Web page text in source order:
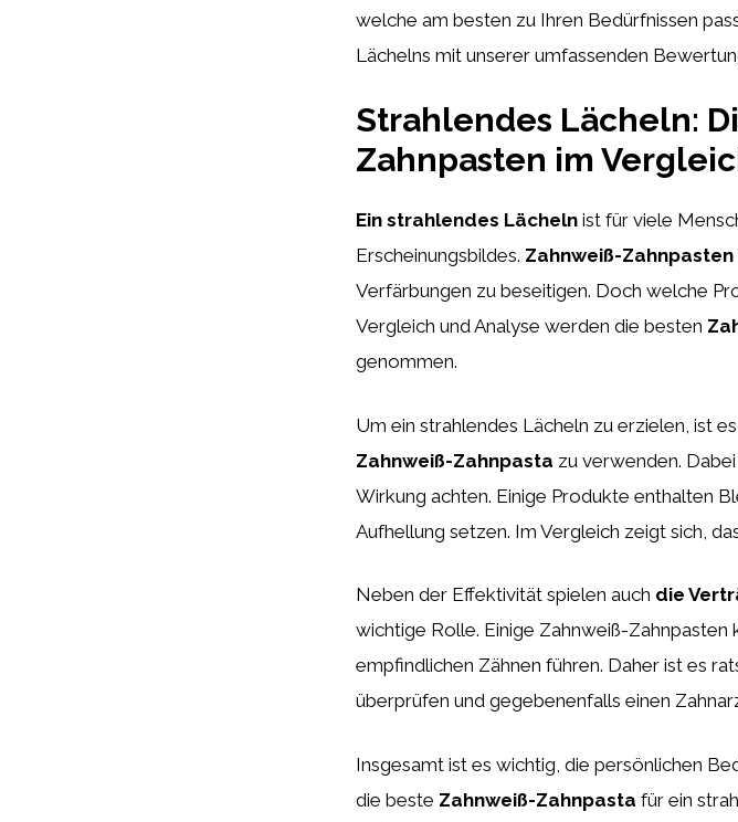
welche am besten zu Ihren Bedürfnissen
Lächelns mit unserer umfassenden
Strahlendes Lächeln:
Zahnpasten im
Ein strahlendes Lächeln ist für viele
Erscheinungsbildes. Zahnweiß-Zahnpasten
Verfärbungen zu beseitigen. Doch welche
Vergleich und Analyse werden die besten
genommen.
Um ein strahlendes Lächeln zu erzielen, ist
Zahnweiß-Zahnpasta zu verwenden.
Wirkung achten. Einige Produkte enthalten
Aufhellung setzen. Im Vergleich zeigt sich,
Neben der Effektivität spielen auch die
wichtige Rolle. Einige Zahnweiß-
empfindlichen Zähnen führen. Daher ist es
überprüfen und gegebenenfalls einen
Insgesamt ist es wichtig, die persönlichen
die beste Zahnweiß-Zahnpasta für ein